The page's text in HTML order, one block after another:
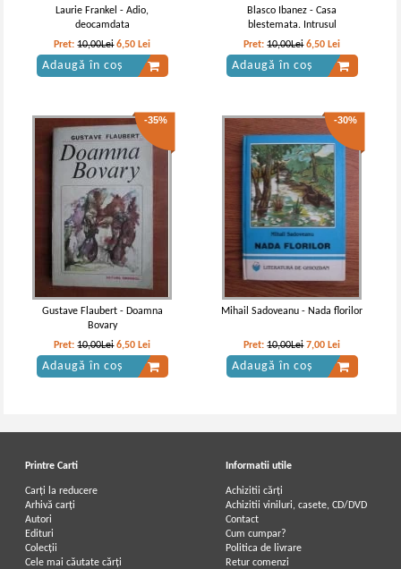
Jane Austen - Emma Jane Austen - Emma
Jane Austen - Emma
Laurie Frankel - Adio,
deocamdata
Pret:10,00Lei 6,50 Lei
Adaugă în coș
Blasco Ibanez - Casa
blestemata. Intrusul
Pret:10,00Lei 6,50 Lei
Adaugă în coș
-35%
Gustave Flaubert - Doamna
Bovary
Pret:10,00Lei 6,50 Lei
Adaugă în coș
-30%
Mihail Sadoveanu - Nada florilor
Pret:10,00Lei 7,00 Lei
Adaugă în coș
Printre Carti
Carți la reducere
Arhivă carți
Autori
Edituri
Colecții
Cele mai căutate cărți
Informatii utile
Achizitii cărți
Achizitii viniluri, casete, CD/DVD
Contact
Cum cumpar?
Politica de livrare
Retur comenzi